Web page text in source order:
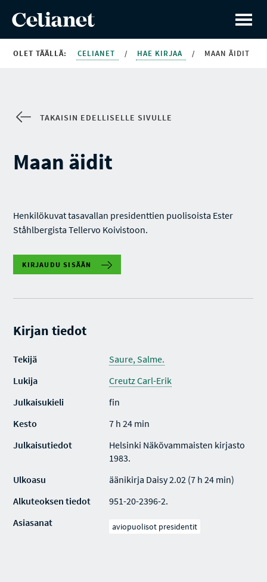
OLET TÄÄLLÄ: CELIANET / HAE KIRJAA / MAAN ÄIDIT
TAKAISIN EDELLISELLE SIVULLE
Maan äidit
Henkilökuvat tasavallan presidenttien puolisoista Ester
Ståhlbergista Tellervo Koivistoon.
KIRJAUDU SISÄÄN
Kirjan tiedot
Tekijä
Saure, Salme.
Lukija
Creutz Carl-Erik
Julkaisukieli
fin
Kesto
7 h 24 min
Julkaisutiedot
Helsinki Näkövammaisten kirjasto
1983.
Ulkoasu
äänikirja Daisy 2.02 (7 h 24 min)
Alkuteoksen tiedot
951-20-2396-2.
Asiasanat
aviopuolisot presidentit